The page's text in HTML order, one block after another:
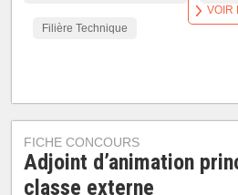
Filière Technique
VOIR
FICHE CONCOURS
Adjoint d’animation
classe externe